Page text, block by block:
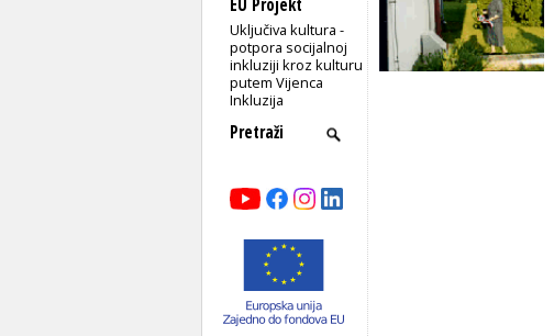
Uključiva kultura -
potpora socijalnoj
inkluziji kroz kulturu
putem Vijenca
Inkluzija